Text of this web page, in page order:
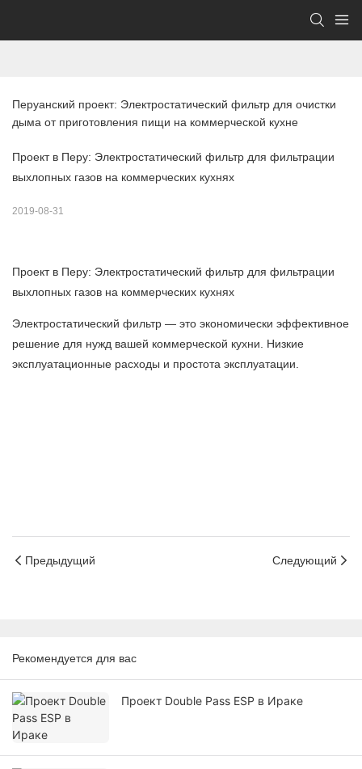
Перуанский проект: Электростатический фильтр для очистки
дыма от приготовления пищи на коммерческой кухне
Проект в Перу: Электростатический фильтр для фильтрации
выхлопных газов на коммерческих кухнях
2019-08-31
Проект в Перу: Электростатический фильтр для фильтрации
выхлопных газов на коммерческих кухнях
Электростатический фильтр — это экономически эффективное
решение для нужд вашей коммерческой кухни. Низкие
эксплуатационные расходы и простота эксплуатации.
Предыдущий Следующий
Рекомендуется для вас
Проект Double Pass ESP в Ираке